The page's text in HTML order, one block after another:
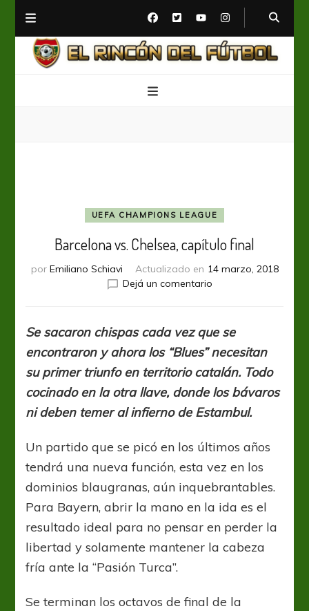
UEFA CHAMPIONS LEAGUE
Barcelona vs. Chelsea, capítulo final
por Emiliano Schiavi Actualizado en 14 marzo, 2018
Dejá un comentarioen
capítulo
final
Se sacaron chispas cada vez que se
encontraron y ahora los “Blues” necesitan
su primer triunfo en territorio catalán. Todo
cocinado en la otra llave, donde los bávaros
ni deben temer al infierno de Estambul.
Un partido que se picó en los últimos años
tendrá una nueva función, esta vez en los
dominios blaugranas, aún inquebrantables.
Para Bayern, abrir la mano en la ida es el
resultado ideal para no pensar en perder la
libertad y solamente mantener la cabeza
fría ante la “Pasión Turca”.
Se terminan los octavos de final de la